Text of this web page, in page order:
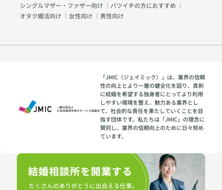
シングルマザー・ファザー向け ｜ バツイチの方におすすめ ｜
オタク婚活向け ｜ 女性向け ｜ 男性向け
「JMIC（ジェイミック）」は、業界の信頼
性の向上とより一層の健全化を図り、真剣
に結婚を希望する独身者にとってより利用
しやすい環境を整え、魅力ある業界とし
て、社会的な責任を果たしていくことを目
指す団体です。私たちは「JMIC」の理念に
賛同し、業界の信頼向上のために日々努め
ています。